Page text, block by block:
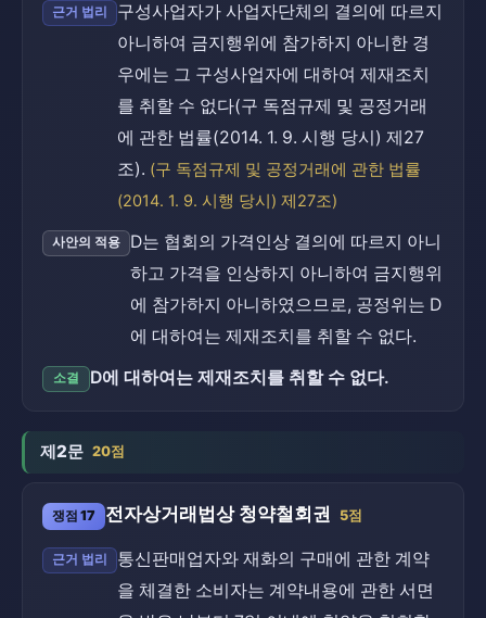
근거 법리
구성사업자가 사업자단체의 결의에 따르지
아니하여 금지행위에 참가하지 아니한 경
우에는 그 구성사업자에 대하여 제재조치
를 취할 수 없다(구 독점규제 및 공정거래
에 관한 법률(2014. 1. 9. 시행 당시) 제27
조). (구 독점규제 및 공정거래에 관한 법률
(2014. 1. 9. 시행 당시) 제27조)
사안의 적용
D는 협회의 가격인상 결의에 따르지 아니
하고 가격을 인상하지 아니하여 금지행위
에 참가하지 아니하였으므로, 공정위는 D
에 대하여는 제재조치를 취할 수 없다.
소결 D에 대하여는 제재조치를 취할 수 없다.
제2문 20점
쟁점 17 전자상거래법상 청약철회권 5점
근거 법리
통신판매업자와 재화의 구매에 관한 계약
을 체결한 소비자는 계약내용에 관한 서면